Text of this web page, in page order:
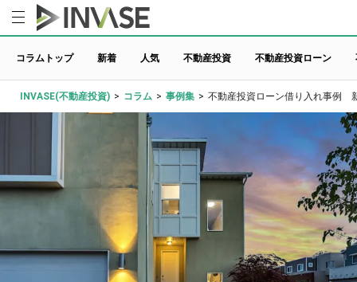
コラムトップ 新着 人気 不動産投資 不動産投資ローン
INVASE(不動産投資) > コラム > 事例集 > 不動産投資ローン借り入れ事例